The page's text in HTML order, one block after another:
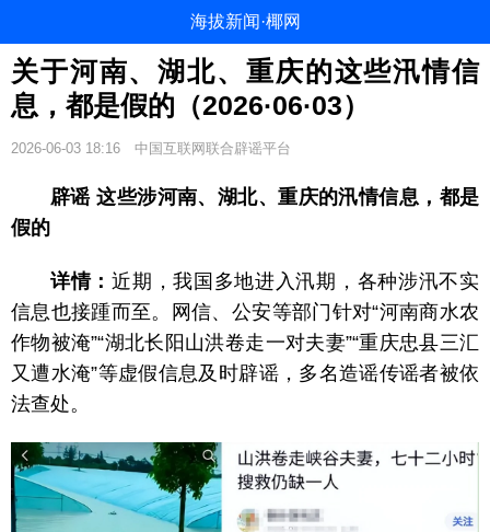
海拔新闻·椰网
关于河南、湖北、重庆的这些汛情信
息，都是假的（2026·06·03）
2026-06-03 18:16 中国互联网联合辟谣平台
辟谣 这些涉河南、湖北、重庆的汛情信息，都是
假的
详情：近期，我国多地进入汛期，各种涉汛不实
信息也接踵而至。网信、公安等部门针对“河南商水农
作物被淹”“湖北长阳山洪卷走一对夫妻”“重庆忠县三汇
又遭水淹”等虚假信息及时辟谣，多名造谣传谣者被依
法查处。